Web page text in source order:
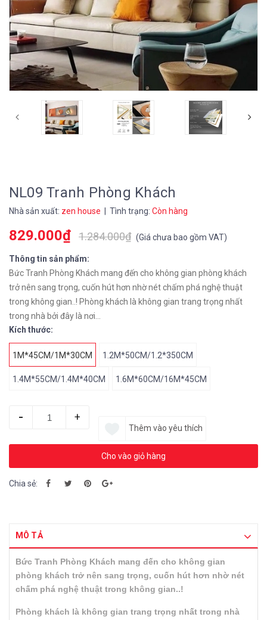
NL09 Tranh Phòng Khách
Nhà sản xuất: zen house | Tình trạng: Còn hàng
829.000₫ 1.284.000₫ (Giá chưa bao gồm VAT)
Thông tin sản phẩm:
Bức Tranh Phòng Khách mang đến cho không gian phòng khách
trở nên sang trọng, cuốn hút hơn nhờ nét chấm phá nghệ thuật
trong không gian..! Phòng khách là không gian trang trọng nhất
trong nhà bởi đây là nơi...
Kích thước:
1M*45CM/1M*30CM 1.2M*50CM/1.2*350CM
1.4M*55CM/1.4M*40CM 1.6M*60CM/16M*45CM
- +
Cho vào giỏ hàng
Thêm vào yêu thích
Chia sẻ:
MÔ TẢ
Bức Tranh Phòng Khách mang đến cho không gian
phòng khách trở nên sang trọng, cuốn hút hơn nhờ nét
chấm phá nghệ thuật trong không gian..!
Phòng khách là không gian trang trọng nhất trong nhà